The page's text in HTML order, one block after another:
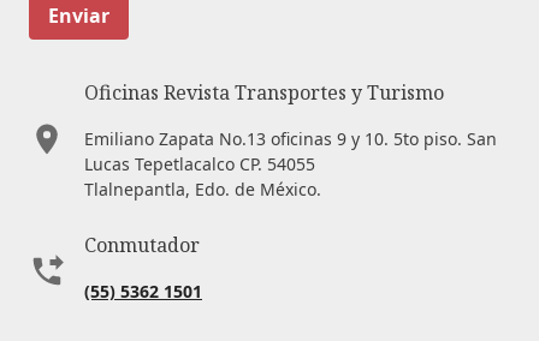
Enviar
Oficinas Revista Transportes y Turismo
Emiliano Zapata No.13 oficinas 9 y 10. 5to piso. San
Lucas Tepetlacalco CP. 54055
Tlalnepantla, Edo. de México.
Conmutador
(55) 5362 1501